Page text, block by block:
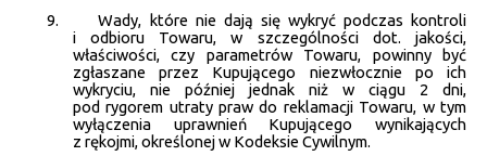
9.
Wady, które nie dają się wykryć podczas kontroli
i odbioru Towaru, w szczególności dot. jakości,
właściwości, czy parametrów Towaru, powinny być
zgłaszane przez Kupującego niezwłocznie po ich
wykryciu, nie później jednak niż w ciągu 2 dni,
pod rygorem utraty praw do reklamacji Towaru, w tym
wyłączenia uprawnień Kupującego wynikających
z rękojmi, określonej w Kodeksie Cywilnym.